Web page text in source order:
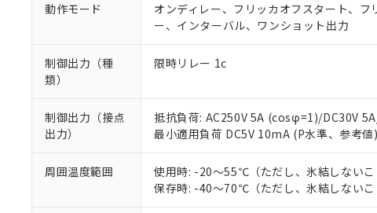
動作モード
オンディレー、フリッカオフスタート、
ー、インターバル、ワンショット出力
制御出力（種
類）
限時リレー 1c
制御出力（接点
出力）
抵抗負荷: AC250V 5A (cosφ=1)/DC30V
最小適用負荷 DC5V 10mA (P水準、参考値)
周囲温度範囲
使用時: -20～55℃（ただし、氷結しないこ
保存時: -40～70℃（ただし、氷結しないこ
※1 対応状況
対応済み：EU
対応予定：EU RoHS
対応予定なし：EU